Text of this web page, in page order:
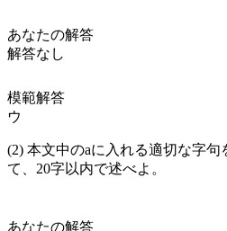
あなたの解答
解答なし
模範解答
ウ
(2) 本文中のaに入れる適切な字句
て、20字以内で述べよ。
あなたの解答